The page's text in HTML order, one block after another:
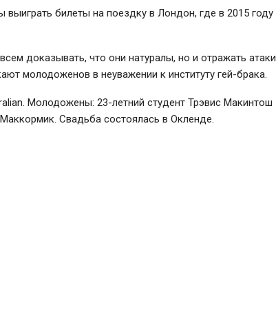
выиграть билеты на поездку в Лондон, где в 2015 году
доказывать, что они натуралы, но и отражать атаки
молодоженов в неуважении к институту гей-брака.
Молодожены: 23-летний студент Трэвис Макинтош
Свадьба состоялась в Окленде.